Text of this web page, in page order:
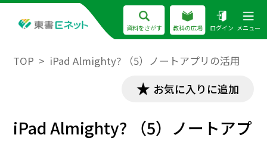
資料をさがす 教科の広場 ログイン メニュー
TOP iPad Almighty? （5）ノートアプリの活用
お気に入りに追加
iPad Almighty? （5）ノートアプ